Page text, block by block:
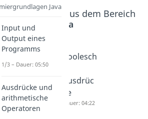
Beliebte Inhalte aus dem Bereich
Java
II
08:10
Modelin
Languag
e
Boolesch
Ausdrüc
ke
Dauer: 04:22
Java
Input und
Output eines
Programms
1/3 – Dauer: 05:50
Ausdrücke und
arithmetische
Operatoren